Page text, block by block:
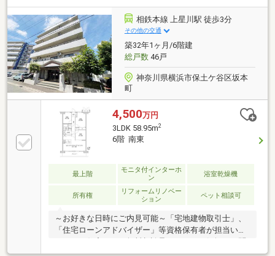
デッキがあるため、日当たり、眺望良好・約18.5畳の
広々リビング・廊下側、キッチン横から洗面所にアク
セス可能なため、生活動線に無駄がございません・廊
下の面積が少なく、無駄のない間取り設計・LDK収
納、各居室収納があり、お部屋を広々とお使いいただ
けます。
相鉄本線 上星川駅 徒歩3分
その他の交通
築32年1ヶ月/6階建
総戸数46戸
神奈川県横浜市保土ケ谷区坂本
町
4,500万円
3LDK 58.95m2
6階 南東
最上階
モニタ付インターホ
ン
浴室乾燥機
所有権
リフォームリノベー
ション
ペット相談可
～お好きな日時にご内見可能～「宅地建物取引士」、
「住宅ローンアドバイザー」等資格保有者が担当いた
合せください！